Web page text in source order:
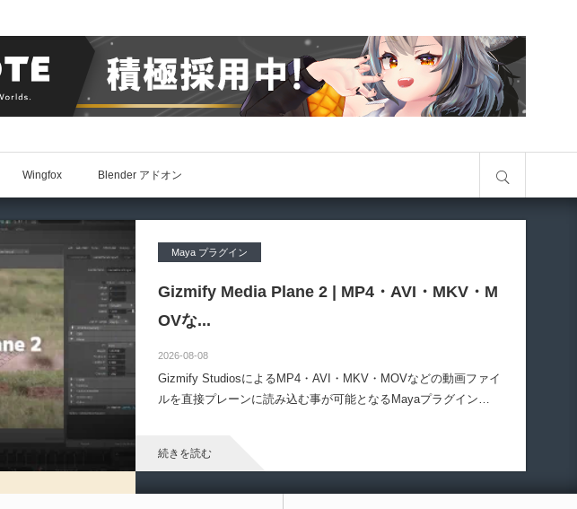
Wingfox Blender アドオン
Maya プラグイン
Gizmify Media Plane 2 | MP4・AVI・MKV・M
OVな...
2026-08-08
Gizmify StudiosによるMP4・AVI・MKV・MOVなどの動画ファイ
ルを直接プレーンに読み込む事が可能となるMayaプラグイン
続きを読む